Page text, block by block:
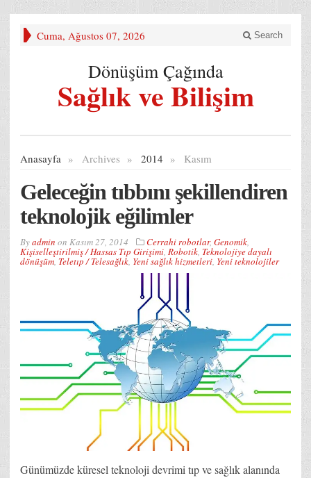
Cuma, Ağustos 07, 2026 Search
Dönüşüm Çağında
Sağlık ve Bilişim
Anasayfa » Archives » 2014 » Kasım
Geleceğin tıbbını şekillendiren
teknolojik eğilimler
Byadmin on Kasım 27, 2014 Cerrahi robotlar, Genomik,
Kişiselleştirilmiş / Hassas Tıp Girişimi, Robotik, Teknolojiye dayalı
dönüşüm, Teletıp / Telesağlık, Yeni sağlık hizmetleri, Yeni teknolojiler
Günümüzde küresel teknoloji devrimi tıp ve sağlık alanında